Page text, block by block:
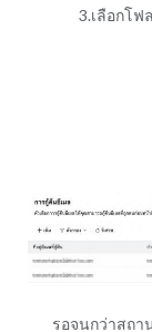
3.เลือกโฟ
รอจนกว่าสถา